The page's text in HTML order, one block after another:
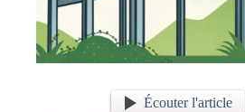
Écouter l'article